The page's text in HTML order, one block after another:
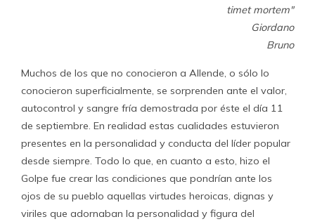
timet mortem"
Giordano
Bruno
Muchos de los que no conocieron a Allende, o sólo lo
conocieron superficialmente, se sorprenden ante el valor,
autocontrol y sangre fría demostrada por éste el día 11
de septiembre. En realidad estas cualidades estuvieron
presentes en la personalidad y conducta del líder popular
desde siempre. Todo lo que, en cuanto a esto, hizo el
Golpe fue crear las condiciones que pondrían ante los
ojos de su pueblo aquellas virtudes heroicas, dignas y
viriles que adornaban la personalidad y figura del